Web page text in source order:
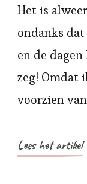
Het is
ondanks
en de
zeg! Omdat
voorzien
Lees het artikel